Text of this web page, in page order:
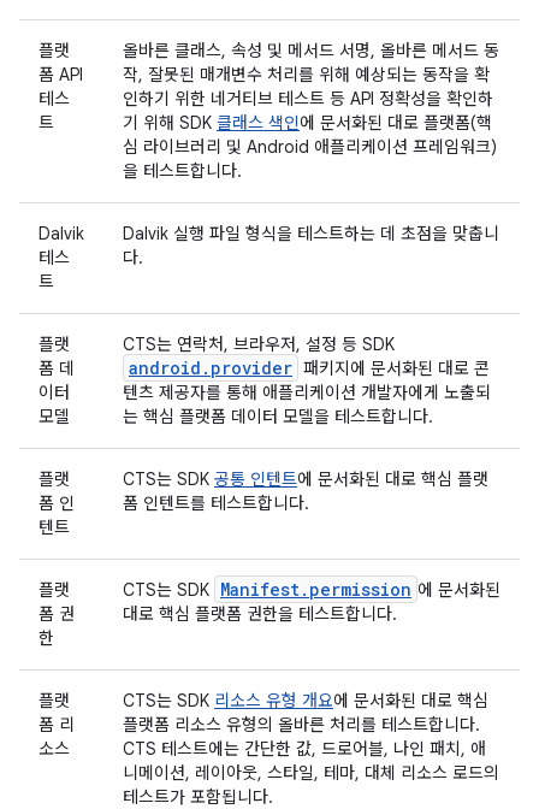
플랫
폼 API
테스
트
올바른 클래스, 속성 및 메서드 서명, 올바른 메서드 동
작, 잘못된 매개변수 처리를 위해 예상되는 동작을 확
인하기 위한 네거티브 테스트 등 API 정확성을 확인하
기 위해 SDK 클래스 색인에 문서화된 대로 플랫폼(핵
심 라이브러리 및 Android 애플리케이션 프레임워크)
을 테스트합니다.
Dalvik
테스
트
Dalvik 실행 파일 형식을 테스트하는 데 초점을 맞춥니
다.
플랫
폼 데
이터
모델
CTS는 연락처, 브라우저, 설정 등 SDK
android.provider 패키지에 문서화된 대로 콘
텐츠 제공자를 통해 애플리케이션 개발자에게 노출되
는 핵심 플랫폼 데이터 모델을 테스트합니다.
플랫
폼 인
텐트
CTS는 SDK 공통 인텐트에 문서화된 대로 핵심 플랫
폼 인텐트를 테스트합니다.
플랫
폼 권
한
CTS는 SDK Manifest.permission 에 문서화된
대로 핵심 플랫폼 권한을 테스트합니다.
플랫
폼 리
소스
CTS는 SDK 리소스 유형 개요에 문서화된 대로 핵심
플랫폼 리소스 유형의 올바른 처리를 테스트합니다.
CTS 테스트에는 간단한 값, 드로어블, 나인 패치, 애
니메이션, 레이아웃, 스타일, 테마, 대체 리소스 로드의
테스트가 포함됩니다.